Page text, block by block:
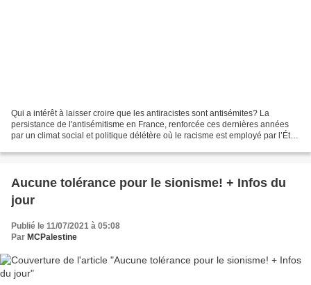
Qui a intérêt à laisser croire que les antiracistes sont antisémites? La
persistance de l'antisémitisme en France, renforcée ces dernières années
par un climat social et politique délétère où le racisme est employé par l’État
Aucune tolérance pour le sionisme! + Infos du
jour
Publié le 11/07/2021 à 05:08
Par MCPalestine